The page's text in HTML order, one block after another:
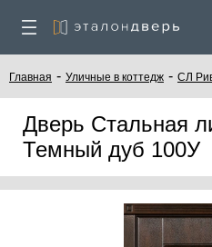
Главная - Уличные в коттедж - СЛ
Дверь Стальная
Темный дуб 100У